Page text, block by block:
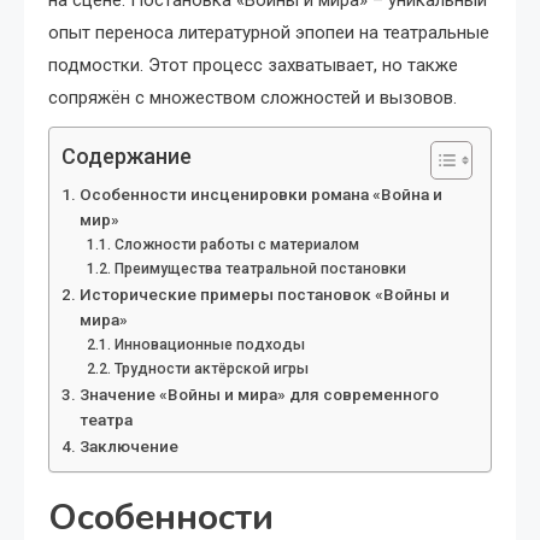
опыт переноса литературной эпопеи на театральные
подмостки. Этот процесс захватывает, но также
сопряжён с множеством сложностей и вызовов.
Содержание
Особенности инсценировки романа «Война и
мир»
Сложности работы с материалом
Преимущества театральной постановки
Исторические примеры постановок «Войны и
мира»
Инновационные подходы
Трудности актёрской игры
Значение «Войны и мира» для современного
театра
Заключение
Особенности